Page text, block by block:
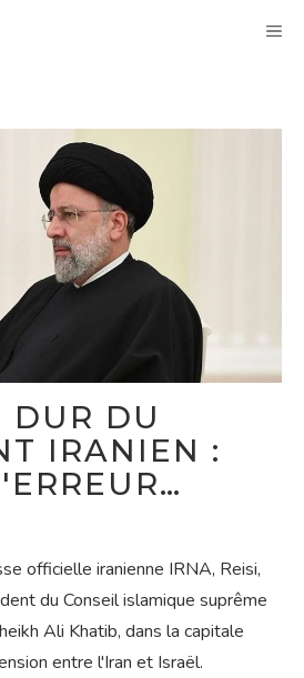
DUR DU
IRANIEN :
officielle iranienne IRNA, Reisi,
du Conseil islamique suprême
Ali Khatib, dans la capitale
entre l'Iran et Israël.